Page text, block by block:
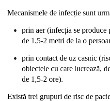
Mecanismele de infecție sunt
prin aer (infecția se produce
de 1,5-2 metri de la o
prin contact de uz casnic
obiectele cu care lucrează,
de 1,5-2 ore).
Există trei grupuri de risc de